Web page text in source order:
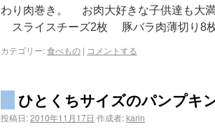
わり肉巻き。 お肉大好きな子供達も大
スライスチーズ2枚 豚バラ肉薄切
カテゴリー:食べもの | コメントする
ひとくちサイズのパンプキ
投稿日:2010年11月17日 作成者:karin